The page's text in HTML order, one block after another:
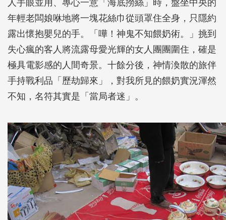
人手眼並用、專心一意「海底撈絲」時，盤坐中央的
年輕老闆娘咻地將一塊花絲巾從頭罩住全身，只隱約
露出懷抱嬰兒的手。「嘩！神鬼不知餵奶術。」挑到
失心瘋的客人將流露母愛光輝的女人團團圍住，確是
極具電影感的人間奇景。十餘分後，神情渙散的旅伴
手持戰利品「歷劫歸來」，對我所見的餵奶實況渾然
不知，名符其實是「當局者迷」。